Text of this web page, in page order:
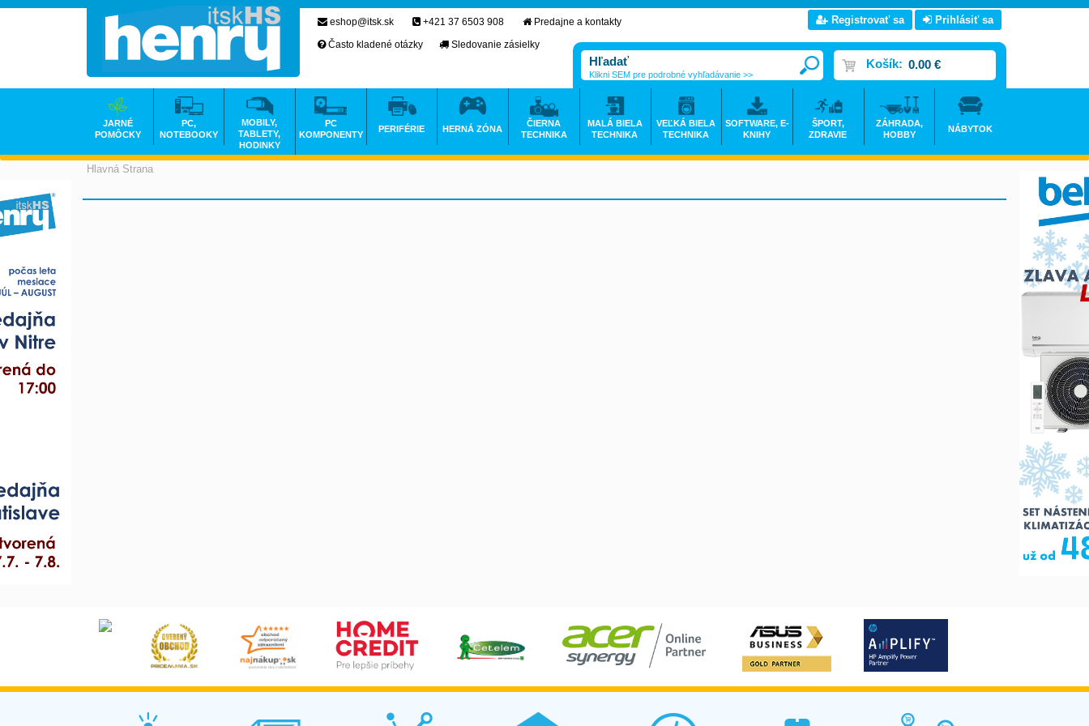
Hlavná Strana
eshop@itsk.sk +421 37 6503 908
Predajne a kontakty
Často kladené otázky
Sledovanie zásielky
Registrovať sa Prihlásiť sa
Košík: 0.00 €
Klikni SEM pre podrobné vyhľadávanie >>
JARNÉ
POMÔCKY
PC,
NOTEBOOKY
MOBILY,
TABLETY,
HODINKY
PC
KOMPONENTY
PERIFÉRIE HERNÁ ZÓNA
ČIERNA
TECHNIKA
MALÁ BIELA
TECHNIKA
VEĽKÁ BIELA
TECHNIKA
SOFTWARE, E-
KNIHY
ŠPORT,
ZDRAVIE
ZÁHRADA,
HOBBY
NÁBYTOK